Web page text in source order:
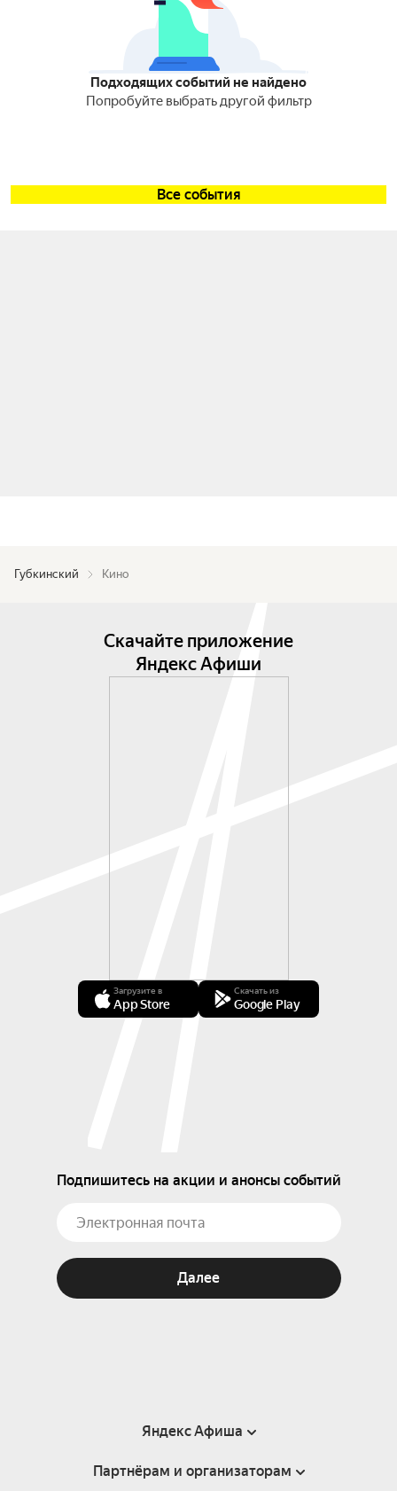
Подходящих событий не найдено
Попробуйте выбрать другой фильтр
Все события
Губкинский Кино
Скачайте приложение
Яндекс Афиши
Загрузите в
App Store
Скачать из
Google Play
Подпишитесь на акции и анонсы событий
Далее
Яндекс Афиша
Справка
Партнёрам и организаторам